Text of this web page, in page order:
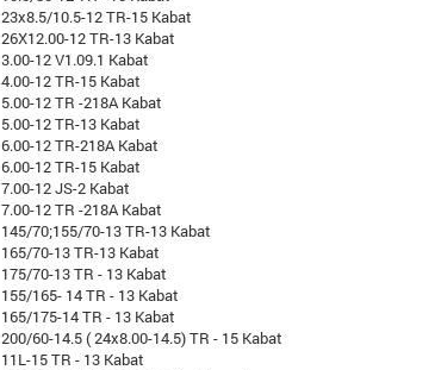
23x8.5/10.5-12 TR-15 Kabat
26X12.00-12 TR-13 Kabat
3.00-12 V1.09.1 Kabat
4.00-12 TR-15 Kabat
5.00-12 TR -218A Kabat
5.00-12 TR-13 Kabat
6.00-12 TR-218A Kabat
6.00-12 TR-15 Kabat
7.00-12 JS-2 Kabat
7.00-12 TR -218A Kabat
145/70;155/70-13 TR-13 Kabat
165/70-13 TR-13 Kabat
175/70-13 TR - 13 Kabat
155/165- 14 TR - 13 Kabat
165/175-14 TR - 13 Kabat
200/60-14.5 ( 24x8.00-14.5) TR - 15 Kabat
11L-15 TR - 13 Kabat